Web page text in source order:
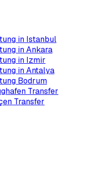
in Istanbul
in Ankara
in Izmir
in Antalya
Bodrum
Transfer
Transfer